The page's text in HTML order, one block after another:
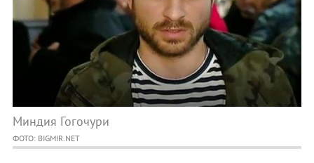
Миндия Гогочури
ФОТО: BIGMIR.NET